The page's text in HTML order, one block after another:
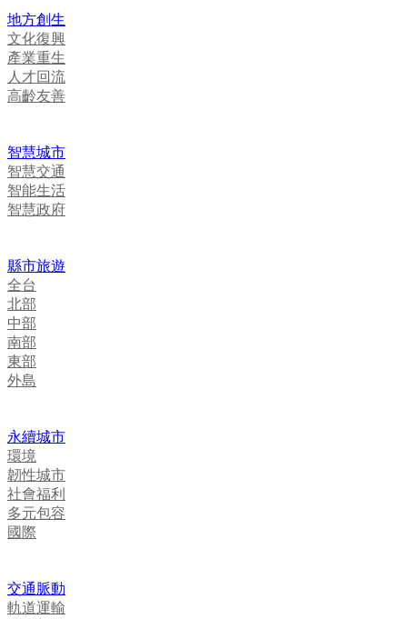
地方創生
文化復興
產業重生
人才回流
高齡友善
智慧城市
智慧交通
智能生活
智慧政府
縣市旅遊
全台
北部
中部
南部
東部
外島
永續城市
環境
韌性城市
社會福利
多元包容
國際
交通脈動
軌道運輸